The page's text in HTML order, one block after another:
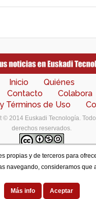
Inicio
Quiénes
Contacto Colabora
Términos de Uso
© 2014 Euskadi Tecnología.
derechos reservados.
de este portal están bajo una
Reconocimiento-
Designed by
propias y de terceros para
navegando, consideramos que
Más info Aceptar